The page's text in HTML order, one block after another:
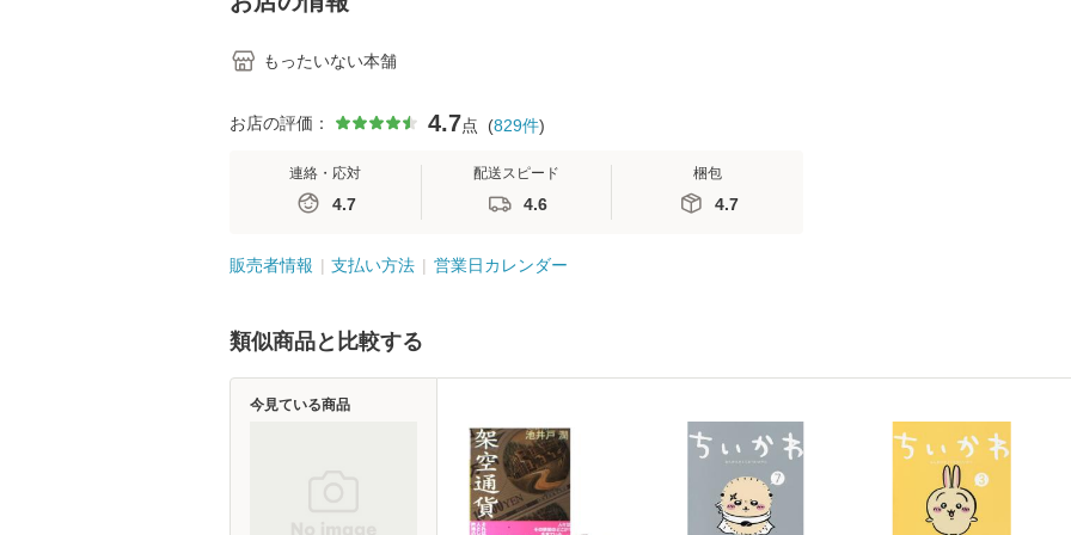
もったいない本舗
お店の評価： 4.7点 (829件)
連絡・応対
4.7
配送スピード
4.6
梱包
4.7
販売者情報 支払い方法 営業日カレンダー
類似商品と比較する
今見ている商品